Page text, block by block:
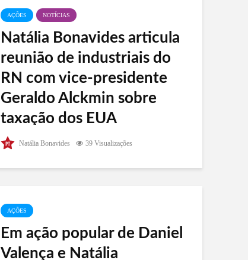
AÇÕES NOTÍCIAS
Natália Bonavides articula
reunião de industriais do
RN com vice-presidente
Geraldo Alckmin sobre
taxação dos EUA
Nesta quarta-feira (10), a deputada federal Natália
Bonavides (PT-RN) liderou uma reunião em
Natália Bonavides 39 Visualizações
AÇÕES
Em ação popular de Daniel
Valença e Natália